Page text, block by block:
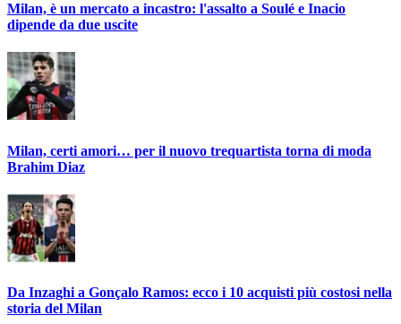
Milan, è un mercato a incastro: l'assalto a Soulé e Inacio
dipende da due uscite
Milan, certi amori… per il nuovo trequartista torna di moda
Brahim Diaz
Da Inzaghi a Gonçalo Ramos: ecco i 10 acquisti più costosi nella
storia del Milan